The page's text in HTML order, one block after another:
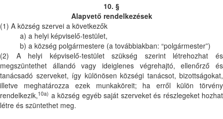
10. §
Alapvető rendelkezések
(1) A község szervei a következők
a) a helyi képviselő-testület,
b) a község polgármestere (a továbbiakban: “polgármester”)
(2) A helyi képviselő-testület szükség szerint létrehozhat és
megszüntethet állandó vagy ideiglenes végrehajtó, ellenőrző és
tanácsadó szerveket, így különösen községi tanácsot, bizottságokat,
illetve meghatározza ezek munkaköreit; ha erről külön törvény
rendelkezik,10a) a község egyéb saját szerveket és részlegeket hozhat
létre és szüntethet meg.